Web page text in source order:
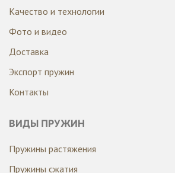
Качество и технологии
Фото и видео
Доставка
Экспорт пружин
Контакты
ВИДЫ ПРУЖИН
Пружины растяжения
Пружины сжатия